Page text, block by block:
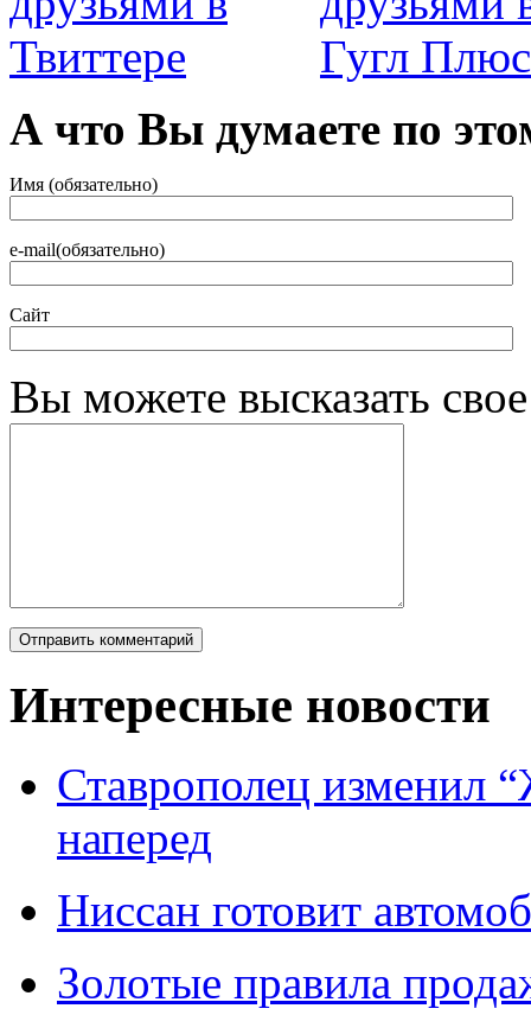
А что Вы думаете по
Имя (обязательно)
e-mail(обязательно)
Сайт
Вы можете высказать
Интересные новости
Ставрополец изменил
наперед
Ниссан готовит
Зoлoтые прaвилa